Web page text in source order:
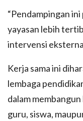
“Pendampingan
yayasan lebih
intervensi
Kerja sama ini
lembaga
dalam
guru, siswa,